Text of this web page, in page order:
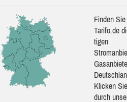
Finden
Tarifo.de
ti­gen
Klicken
durch